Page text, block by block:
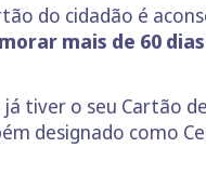
do cidadão é
mais de 60
tiver o seu Cartão
designado como